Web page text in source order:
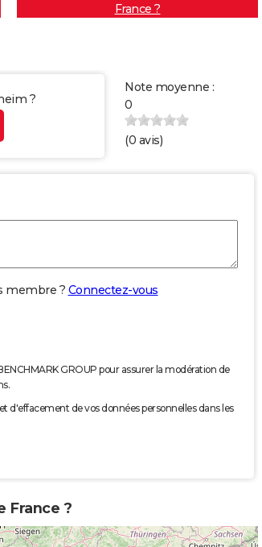
France ?
?
Note moyenne :
0
(0 avis)
membre ? Connectez-vous
GROUP pour assurer la modération de
d'effacement de vos données personnelles dans les
France ?